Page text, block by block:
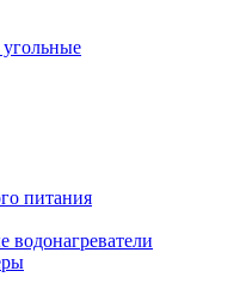
питания
водонагреватели